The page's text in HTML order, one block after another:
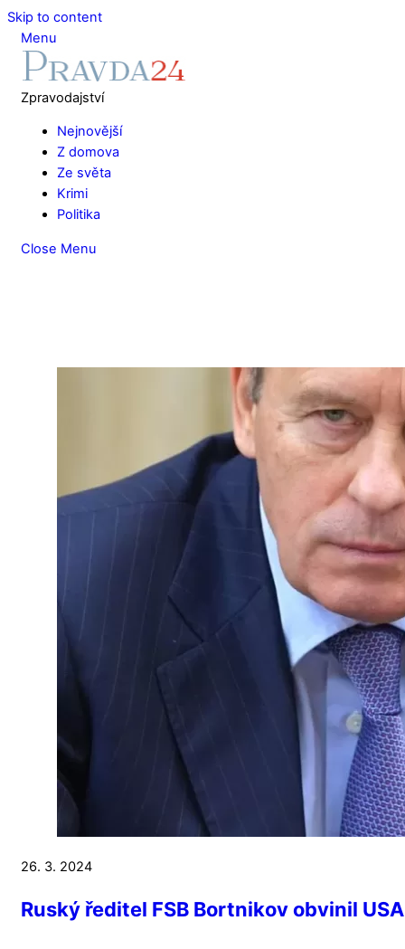
Skip to content
Menu
Zpravodajství
Nejnovější
Z domova
Ze světa
Krimi
Politika
Close Menu
26. 3. 2024
Ruský ředitel FSB Bortnikov obvinil